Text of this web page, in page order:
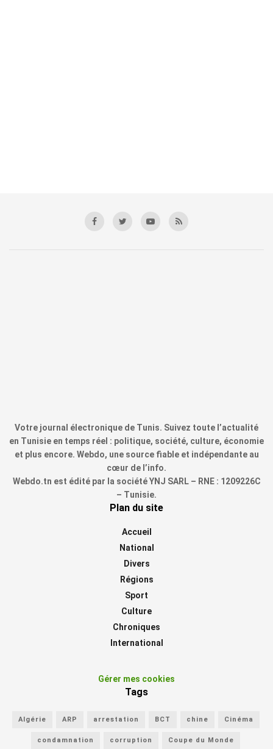
Votre journal électronique de Tunis. Suivez toute l’actualité
en Tunisie en temps réel : politique, société, culture, économie
et plus encore. Webdo, une source fiable et indépendante au
cœur de l’info.
Webdo.tn est édité par la société YNJ SARL – RNE : 1209226C
– Tunisie.
Plan du site
Accueil
National
Divers
Régions
Sport
Culture
Chroniques
International
Gérer mes cookies
Tags
Algérie ARP arrestation BCT chine Cinéma
condamnation corruption Coupe du Monde